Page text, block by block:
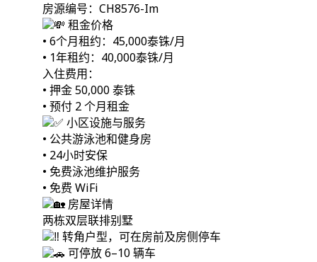
房源编号：CH8576-Im
租金价格
• 6个月租约：45,000泰铢/月
• 1年租约：40,000泰铢/月
入住费用：
• 押金 50,000 泰铢
• 预付 2 个月租金
小区设施与服务
• 公共游泳池和健身房
• 24小时安保
• 免费泳池维护服务
• 免费 WiFi
房屋详情
两栋双层联排别墅
转角户型，可在房前及房侧停车
可停放 6–10 辆车